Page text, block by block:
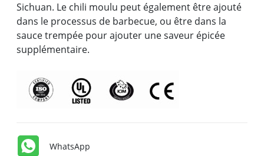
Sichuan. Le chili moulu peut également être ajouté
dans le processus de barbecue, ou être dans la
sauce trempée pour ajouter une saveur épicée
supplémentaire.
WhatsApp